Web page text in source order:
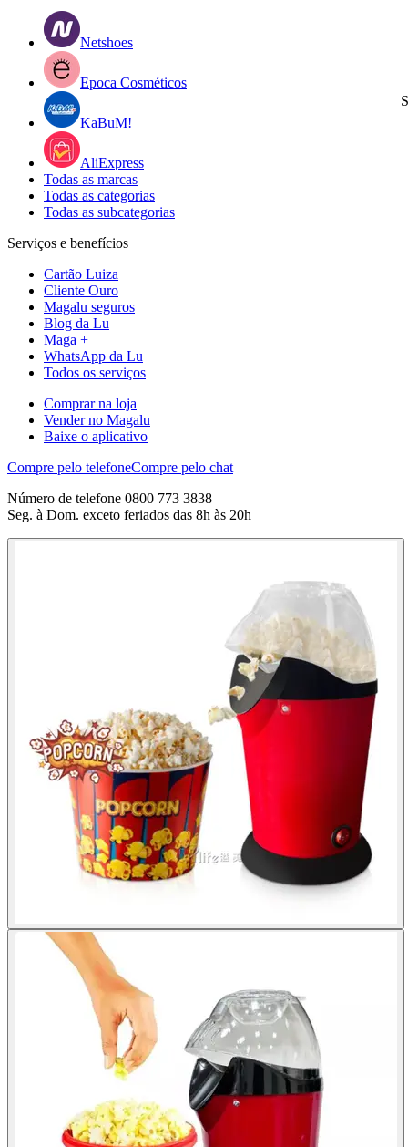
Netshoes
Epoca Cosméticos
KaBuM!
AliExpress
Todas as marcas
Todas as categorias
Todas as subcategorias
Serviços e benefícios
Cartão Luiza
Cliente Ouro
Magalu seguros
Blog da Lu
Maga +
WhatsApp da Lu
Todos os serviços
Comprar na loja
Vender no Magalu
Baixe o aplicativo
Compre pelo telefoneCompre pelo chat
Número de telefone 0800 773 3838
Seg. à Dom. exceto feriados das 8h às 20h